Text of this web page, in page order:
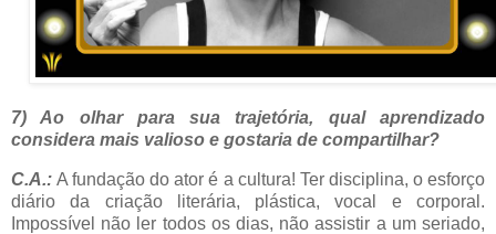
7) Ao olhar para sua trajetória, qual aprendizado
considera mais valioso e gostaria de compartilhar?
C.A.:A fundação do ator é a cultura! Ter disciplina, o esforço
diário da criação literária, plástica, vocal e corporal.
Impossível não ler todos os dias, não assistir a um seriado,